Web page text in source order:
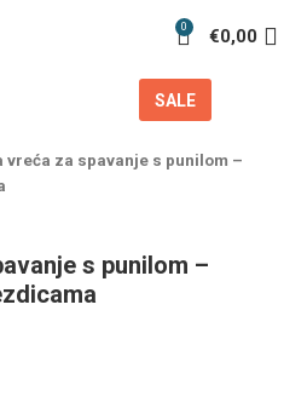
0 €0,00
SALE
vreća za spavanje s punilom –
s punilom –